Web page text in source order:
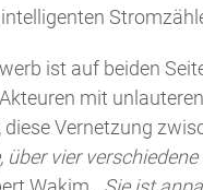
ist auf beiden
mit
diese Vernetzung
über vier